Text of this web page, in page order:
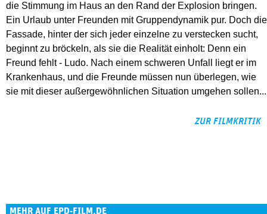
die Stimmung im Haus an den Rand der Explosion bringen.
Ein Urlaub unter Freunden mit Gruppendynamik pur. Doch die
Fassade, hinter der sich jeder einzelne zu verstecken sucht,
beginnt zu bröckeln, als sie die Realität einholt: Denn ein
Freund fehlt - Ludo. Nach einem schweren Unfall liegt er im
Krankenhaus, und die Freunde müssen nun überlegen, wie
sie mit dieser außergewöhnlichen Situation umgehen sollen...
ZUR FILMKRITIK
MEHR AUF EPD-FILM.DE